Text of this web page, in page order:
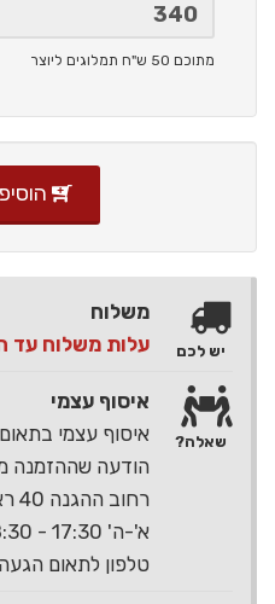
מתוכם 50 ש"ח תמלוגים ליוצר
משלוח
עלות משלוח עד הבית -
איסוף עצמי
איסוף עצמי
הודעה שההזמנה
רחוב ההגנה 40 ראשון לציון.
א'-ה' 17:30 - 8:30
טלפון לתאום הגעה לאיסוף
יש לכם
שאלה?